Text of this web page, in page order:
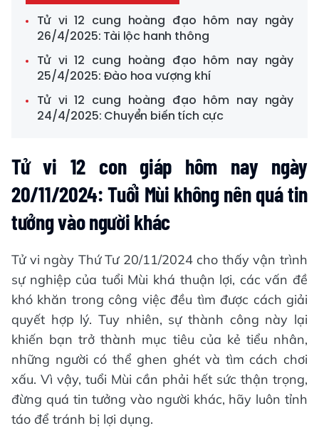
Tử vi 12 cung hoàng đạo hôm nay ngày
26/4/2025: Tài lộc hanh thông
Tử vi 12 cung hoàng đạo hôm nay ngày
25/4/2025: Đào hoa vượng khí
Tử vi 12 cung hoàng đạo hôm nay ngày
24/4/2025: Chuyển biến tích cực
Tử vi 12 con giáp hôm nay ngày
20/11/2024: Tuổi Mùi không nên quá tin
tưởng vào người khác
Tử vi ngày Thứ Tư 20/11/2024 cho thấy vận trình
sự nghiệp của tuổi Mùi khá thuận lợi, các vấn đề
khó khăn trong công việc đều tìm được cách giải
quyết hợp lý. Tuy nhiên, sự thành công này lại
khiến bạn trở thành mục tiêu của kẻ tiểu nhân,
những người có thể ghen ghét và tìm cách chơi
xấu. Vì vậy, tuổi Mùi cần phải hết sức thận trọng,
đừng quá tin tưởng vào người khác, hãy luôn tỉnh
táo để tránh bị lợi dụng.